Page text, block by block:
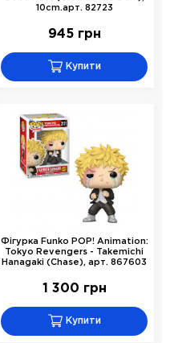
10cm.арт. 82723
945 грн
Купити
Фігурка Funko POP! Animation:
Tokyo Revengers - Takemichi
Hanagaki (Chase), арт. 867603
1 300 грн
Купити